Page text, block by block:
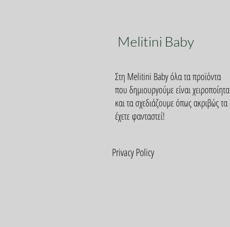
Melitini Baby
Στη Melitini Baby όλα τα προϊόντα
που δημιουργούμε είναι χειροποίητα
και τα σχεδιάζουμε όπως ακριβώς τα
έχετε φανταστεί!
Privacy Policy